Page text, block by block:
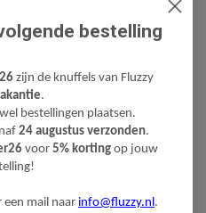
over dit product
toevoegen
vergelijking
bestelling
zijn de knuffels van Fluzzy
.
bestellingen plaatsen.
24 augustus verzonden.
voor 5% kortingop jouw
een mail naar info@fluzzy.nl.